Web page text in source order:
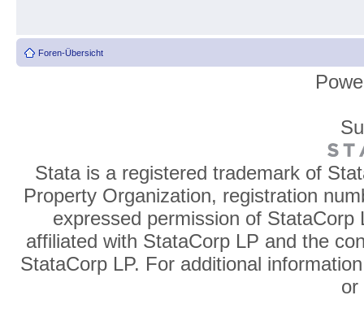
Foren-Übersicht
Stata is a registered trademark of
Property Organization, registration
expressed permission of
affiliated with StataCorp LP and the
StataCorp LP. For additional
or